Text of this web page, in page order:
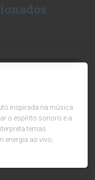
inspirada na música
o espírito sonoro e a
temas
energia ao vivo,